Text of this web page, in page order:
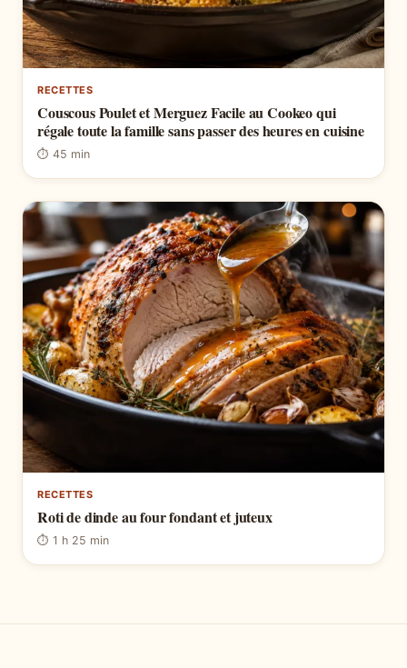
RECETTES
Couscous Poulet et Merguez Facile au Cookeo qui
régale toute la famille sans passer des heures en cuisine
⏱ 45 min
RECETTES
Roti de dinde au four fondant et juteux
⏱ 1 h 25 min